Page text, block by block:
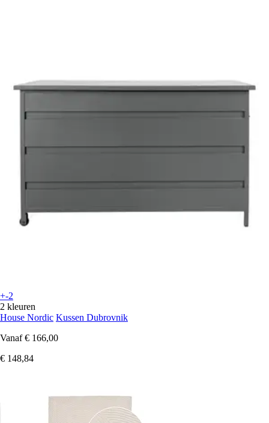
+-2
2 kleuren
House Nordic Kussen Dubrovnik
Vanaf € 166,00
€ 148,84